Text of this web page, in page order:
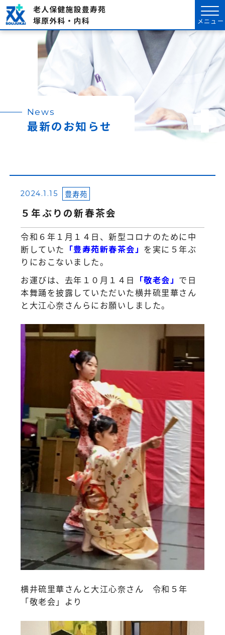
メニュー
News
最新のお知らせ
2024.1.15 豊寿苑
５年ぶりの新春茶会
令和６年１月１４日、新型コロナのために中
断していた 「豊寿苑新春茶会」 を実に５年ぶ
りにおこないました。
お運びは、去年１０月１４日 「敬老会」 で日
本舞踊を披露していただいた横井硫里華さん
と大江心奈さんらにお願いしました。
横井硫里華さんと大江心奈さん 令和５年
「敬老会」より